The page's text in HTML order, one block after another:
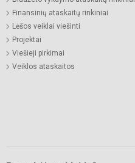
Finansinių ataskaitų rinkiniai
Lėšos veiklai viešinti
Projektai
Viešieji pirkimai
Veiklos ataskaitos